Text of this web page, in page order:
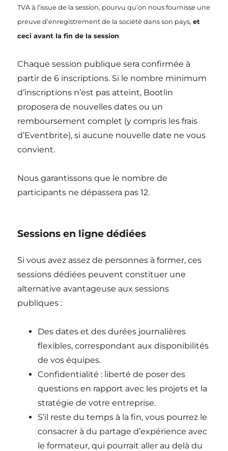
TVA à l’issue de la session, pourvu qu’on nous fournisse une
preuve d’enregistrement de la société dans son pays,et
ceci avant la fin de la session.
Chaque session publique sera confirmée à
partir de 6 inscriptions. Si le nombre minimum
d’inscriptions n’est pas atteint, Bootlin
proposera de nouvelles dates ou un
remboursement complet (y compris les frais
d’Eventbrite), si aucune nouvelle date ne vous
convient.
Nous garantissons que le nombre de
participants ne dépassera pas 12.
Sessions en ligne dédiées
Si vous avez assez de personnes à former, ces
sessions dédiées peuvent constituer une
alternative avantageuse aux sessions
publiques :
Des dates et des durées journalières
flexibles, correspondant aux disponibilités
de vos équipes.
Confidentialité : liberté de poser des
questions en rapport avec les projets et la
stratégie de votre entreprise.
S’il reste du temps à la fin, vous pourrez le
consacrer à du partage d’expérience avec
le formateur, qui pourrait aller au delà du